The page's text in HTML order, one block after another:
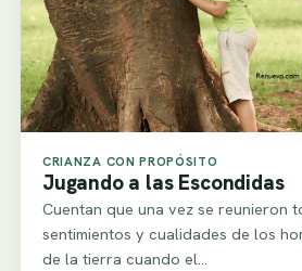
CRIANZA CON PROPÓSITO
Jugando a las Escondidas
Cuentan que una vez se reunieron
sentimientos y cualidades de los
de la tierra cuando el…